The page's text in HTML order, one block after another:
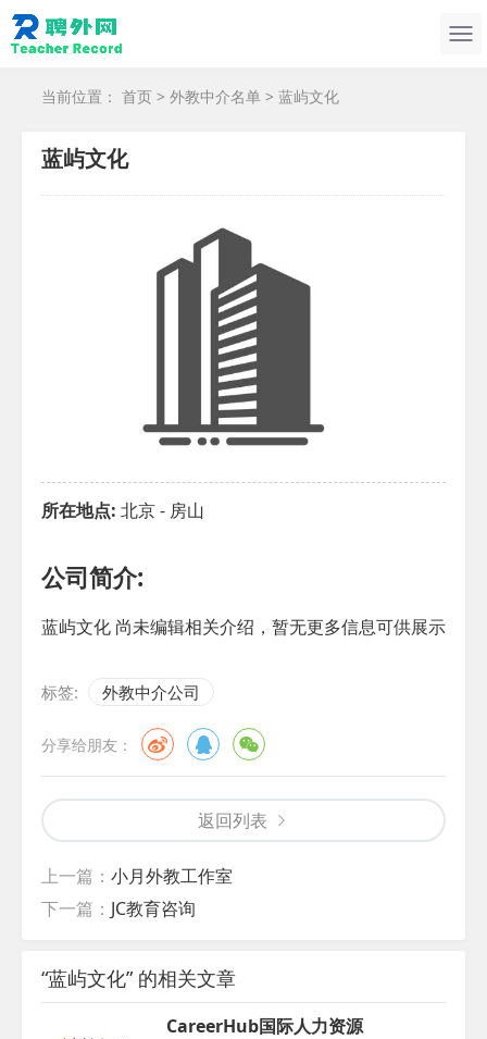
当前位置： 首页 > 外教中介名单 > 蓝屿文化
蓝屿文化
所在地点: 北京 - 房山
公司简介:
蓝屿文化 尚未编辑相关介绍，暂无更多信息可供展示
标签: 外教中介公司
分享给朋友：
返回列表
上一篇： 小月外教工作室
下一篇： JC教育咨询
“蓝屿文化” 的相关文章
CareerHub国际人力资源